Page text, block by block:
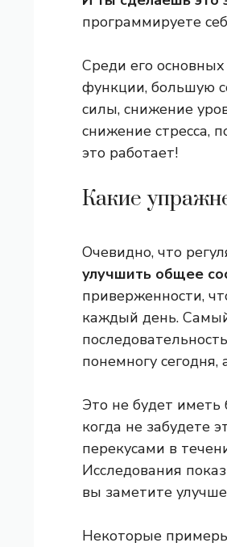
программируете
Среди его
функции, большую
силы, снижение
снижение стресса,
это работает!
Какие
Очевидно, что
улучшить общее
приверженности,
каждый день.
понемногу
Это не будет иметь
когда не забудете
перекусами в
Исследования
вы заметите
Некоторые